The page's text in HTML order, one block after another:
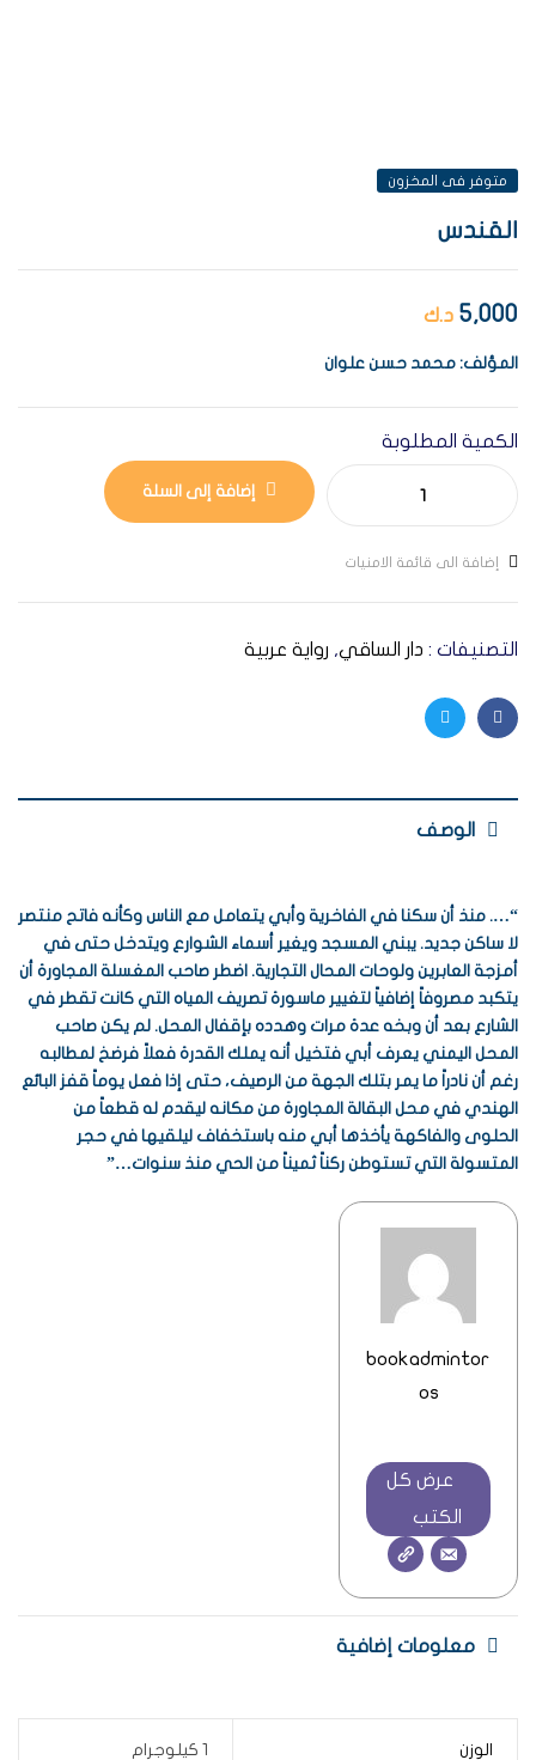
متوفر فى المخزون
القندس
5,000 د.ك
المؤلف: محمد حسن علوان
الكمية المطلوبة
إضافة إلى السلة
إضافة الى قائمة الامنيات
التصنيفات : دار الساقي, رواية عربية
Facebook
Twitter
الوصف
“…. منذ أن سكنا في الفاخرية وأبي يتعامل مع الناس وكأنه فاتح منتصر
لا ساكن جديد. يبني المسجد ويغير أسماء الشوارع ويتدخل حتى في
أمزجة العابرين ولوحات المحال التجارية. اضطر صاحب المغسلة المجاورة أن
يتكبد مصروفاً إضافياً لتغيير ماسورة تصريف المياه التي كانت تقطر في
الشارع بعد أن وبخه عدة مرات وهدده بإقفال المحل. لم يكن صاحب
المحل اليمني يعرف أبي فتخيل أنه يملك القدرة فعلاً فرضخ لمطالبه
رغم أن نادراً ما يمر بتلك الجهة من الرصيف، حتى إذا فعل يوماً قفز البائع
الهندي في محل البقالة المجاورة من مكانه ليقدم له قطعاً من
الحلوى والفاكهة يأخذها أبي منه باستخفاف ليلقيها في حجر
المتسولة التي تستوطن ركناً ثميناً من الحي منذ سنوات…”
bookadmintor
os
عرض كل
الكتب
معلومات إضافية
الوزن 1 كيلوجرام